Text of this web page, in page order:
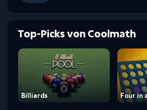
Top-Picks von Coolmath
Billiards Four in